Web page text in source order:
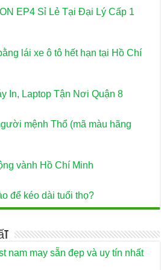
EP4 Sỉ Lẻ Tại Đại Lý Cấp 1
lái xe ô tô hết hạn tại Hồ Chí
In, Laptop Tận Nơi Quận 8
mệnh Thổ (mã màu hãng
vành Hồ Chí Minh
để kéo dài tuổi thọ?
nam may sẵn đẹp và uy tín nhất